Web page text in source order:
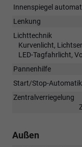
Innenspiegel
Lenkung
Lichttechnik
Kurvenlicht,
LED-Tagfahrlicht,
Pannenhilfe
Start/Stop-Automatik
Zentralverriegelung
Außen